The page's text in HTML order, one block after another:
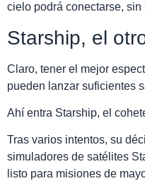
cielo podrá conectarse, sin
Starship, el
Claro, tener el mejor
pueden lanzar suficientes
Ahí entra Starship, el
Tras varios intentos, su
simuladores de satélites
listo para misiones de